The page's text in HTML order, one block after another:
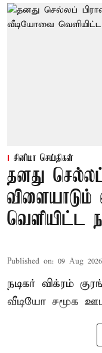
சினிமா செய்திகள்
தனது
வெளியிட்ட
Published on: 09 Aug
நடிகர் விக்ரம்
வீடியோ சமூக